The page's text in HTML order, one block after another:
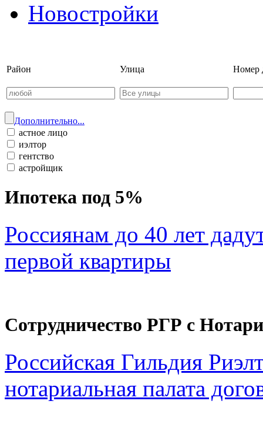
Новостройки
Район Улица Номер
Дополнительно...
астное лицо
иэлтор
гентство
астройщик
Ипотека под 5%
Россиянам до 40 лет
первой квартиры
Сотрудничество РГР с
Российская Гильдия
нотариальная палата